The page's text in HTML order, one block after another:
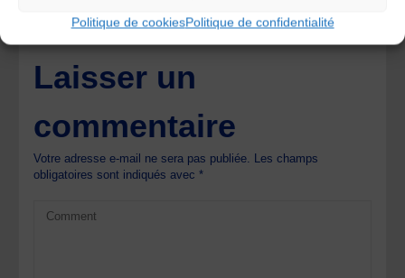
Politique de cookiesPolitique de confidentialité
Laisser un
commentaire
Votre adresse e-mail ne sera pas publiée. Les champs
obligatoires sont indiqués avec*